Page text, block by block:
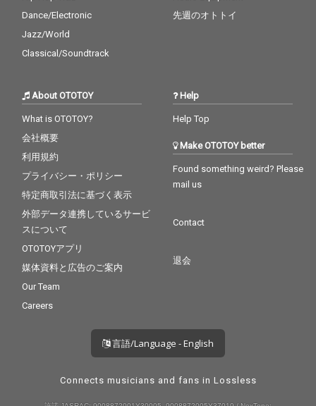
Dance/Electronic
Jazz/World
Classical/Soundtrack
先週のオトトイ
About OTOTOY
What is OTOTOY?
会社概要
利用規約
プライバシー・ポリシー
特定商取引法に基づく表示
外部データ連携しているサービ
スについて
OTOTOYアプリ
媒体資料と広告のご案内
Our Team
Careers
Help
Help Top
Make OTOTOY better
Found something weird? Please
mail us
Contact
退会
言語/Language - English
Connects musicians and fans in Lossless